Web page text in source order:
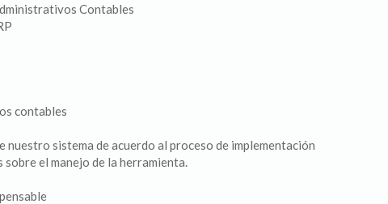
Contables
contables
sistema de acuerdo al proceso de implementación
el manejo de la herramienta.